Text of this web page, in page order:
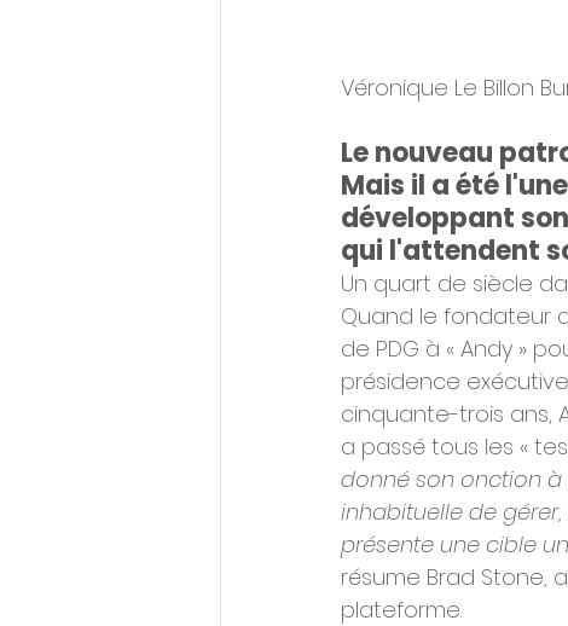
Véronique Le Billon
Le nouveau
Mais il a été
développant
qui l'attendent
Un quart de siècle
Quand le fondateur
de PDG à « Andy »
présidence
cinquante-trois ans,
a passé tous les «
donné son onction
inhabituelle de
présente une cible
résume Brad Stone,
plateforme.